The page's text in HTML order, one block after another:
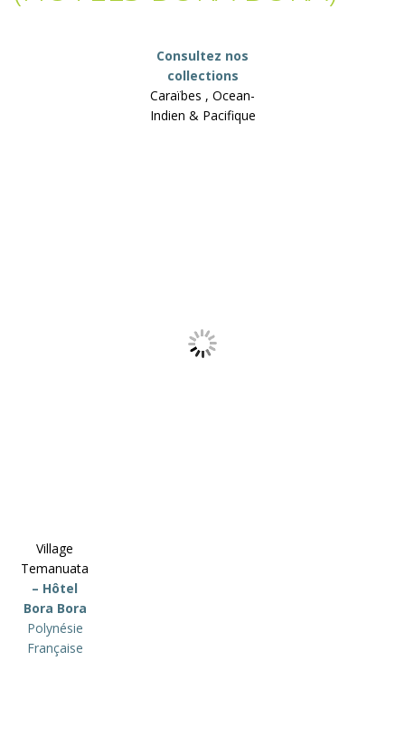
Consultez nos
collections
Caraïbes , Ocean-
Indien & Pacifique
Village
Temanuata
– Hôtel
Bora Bora
Polynésie
Française